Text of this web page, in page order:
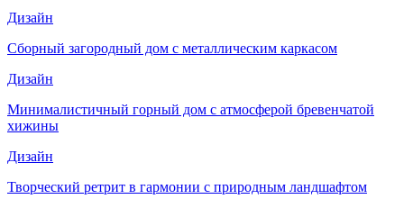
Дизайн
Сборный загородный дом с металлическим каркасом
Дизайн
Минималистичный горный дом с атмосферой бревенчатой
хижины
Дизайн
Творческий ретрит в гармонии с природным ландшафтом